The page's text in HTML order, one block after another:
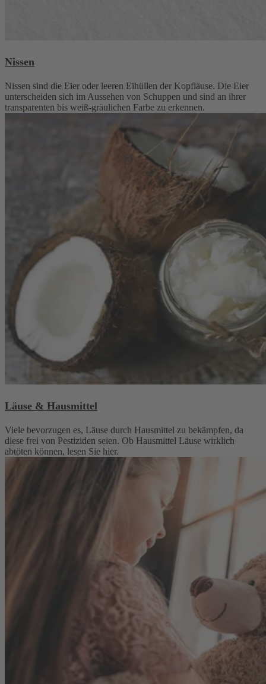
Nissen
Nissen sind die Eier oder leeren Eihüllen der Kopfläuse. Die Eier
unterscheiden sich im Aussehen von Schuppen und sind an ihrer
transparenten bis weiß-gräulichen Farbe zu erkennen.
Läuse & Hausmittel
Viele bevorzugen es, Läuse durch Hausmittel zu bekämpfen, da
diese frei von Pestiziden seien. Ob Hausmittel Läuse wirklich
abtöten können, lesen Sie hier.